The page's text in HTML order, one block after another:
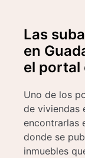
Las
en
el portal
Uno de los
de viviendas
encontrarlas
donde se
inmuebles